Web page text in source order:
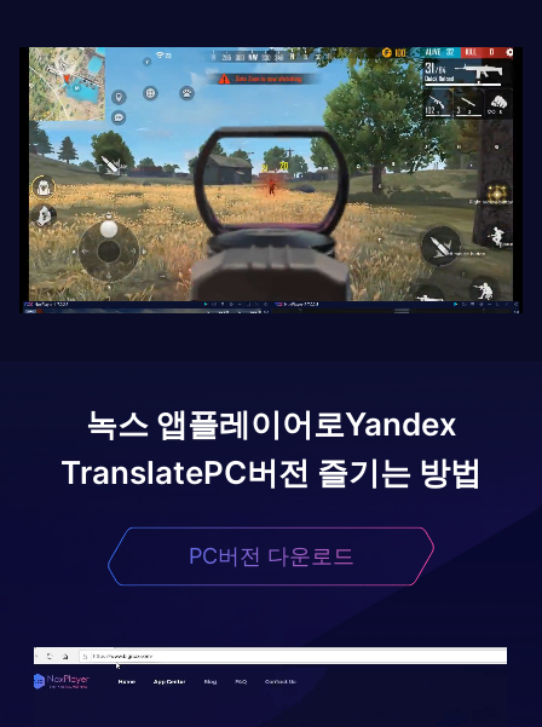
녹스 앱플레이어로Yandex
TranslatePC버전 즐기는 방법
PC버전 다운로드